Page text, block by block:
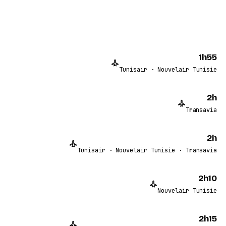
1h55
Tunisair · Nouvelair Tunisie
2h
Transavia
2h
Tunisair · Nouvelair Tunisie · Transavia
2h10
Nouvelair Tunisie
2h15